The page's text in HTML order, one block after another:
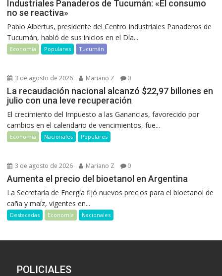
Industriales Panaderos de Tucumán: «El consumo
no se reactiva»
Pablo Albertus, presidente del Centro Industriales Panaderos de
Tucumán, habló de sus inicios en el Día...
Economía Populares Tucumán
3 de agosto de 2026 Mariano Z 0
La recaudación nacional alcanzó $22,97 billones en
julio con una leve recuperación
El crecimiento del Impuesto a las Ganancias, favorecido por
cambios en el calendario de vencimientos, fue...
Economía Nacionales Populares
3 de agosto de 2026 Mariano Z 0
Aumenta el precio del bioetanol en Argentina
La Secretaría de Energía fijó nuevos precios para el bioetanol de
caña y maíz, vigentes en...
Destacadas Economía Nacionales
POLICIALES